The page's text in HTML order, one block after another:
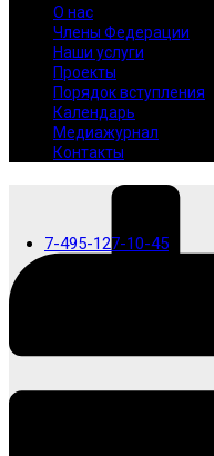
7-495-127-10-45
О нас
Члены Федерации
Наши услуги
Проекты
Порядок вступления
Календарь
Медиажурнал
Контакты